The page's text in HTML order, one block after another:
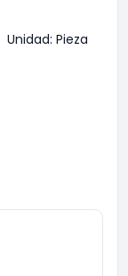
Unidad: Pieza